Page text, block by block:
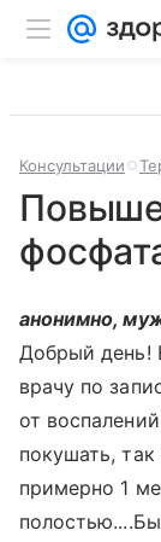
Консультации
анонимно,
Добрый день!
врачу по
от
покушать,
примерно 1